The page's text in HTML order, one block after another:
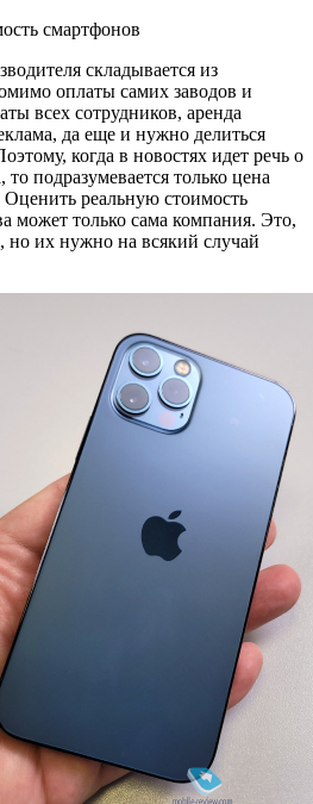
смартфонов
складывается из
оплаты самих заводов и
всех сотрудников, аренда
да еще и нужно делиться
когда в новостях идет речь о
подразумевается только цена
реальную стоимость
может только сама компания. Это,
но их нужно на всякий случай